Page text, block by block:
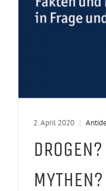
2. April 2020 |
MYTHEN?